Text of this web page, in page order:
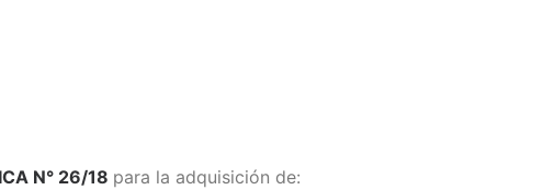
N° 26/18 para la adquisición de: